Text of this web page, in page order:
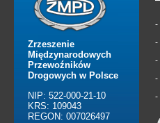
Zrzeszenie
Międzynarodowych
Przewoźników
Drogowych w Polsce
NIP: 522-000-21-10
KRS: 109043
REGON: 007026497
-
-
-
-
-